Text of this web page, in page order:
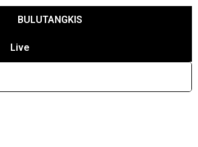
BULUTANGKIS
Live